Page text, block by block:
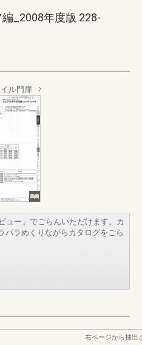
_2008年度版 228-
ル門扉
ュー」でごらんいただけます。カ
パラめくりながらカタログをごら
右ページから抽出